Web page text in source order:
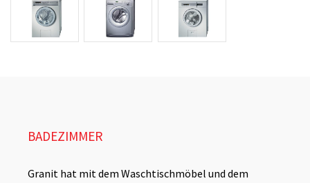
BADEZIMMER
Granit hat mit dem Waschtischmöbel und dem